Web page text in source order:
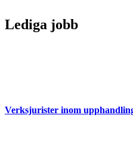
Lediga jobb
Verksjurister inom